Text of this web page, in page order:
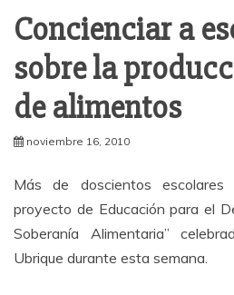
Concienciar a
sobre la
de alimentos
noviembre 16, 2010
Más de doscientos
proyecto de Educación para el
Soberanía Alimentaria”
Ubrique durante esta semana.